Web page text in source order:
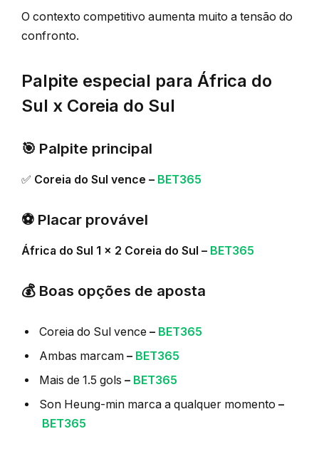
O contexto competitivo aumenta muito a tensão do
confronto.
Palpite especial para África do
Sul x Coreia do Sul
🎯 Palpite principal
✅ Coreia do Sul vence – BET365
⚽ Placar provável
África do Sul 1 x 2 Coreia do Sul – BET365
💰 Boas opções de aposta
Coreia do Sul vence – BET365
Ambas marcam – BET365
Mais de 1.5 gols – BET365
Son Heung-min marca a qualquer momento –
BET365